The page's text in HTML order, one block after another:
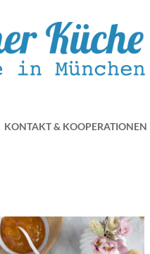
KONTAKT & KOOPERATIONEN